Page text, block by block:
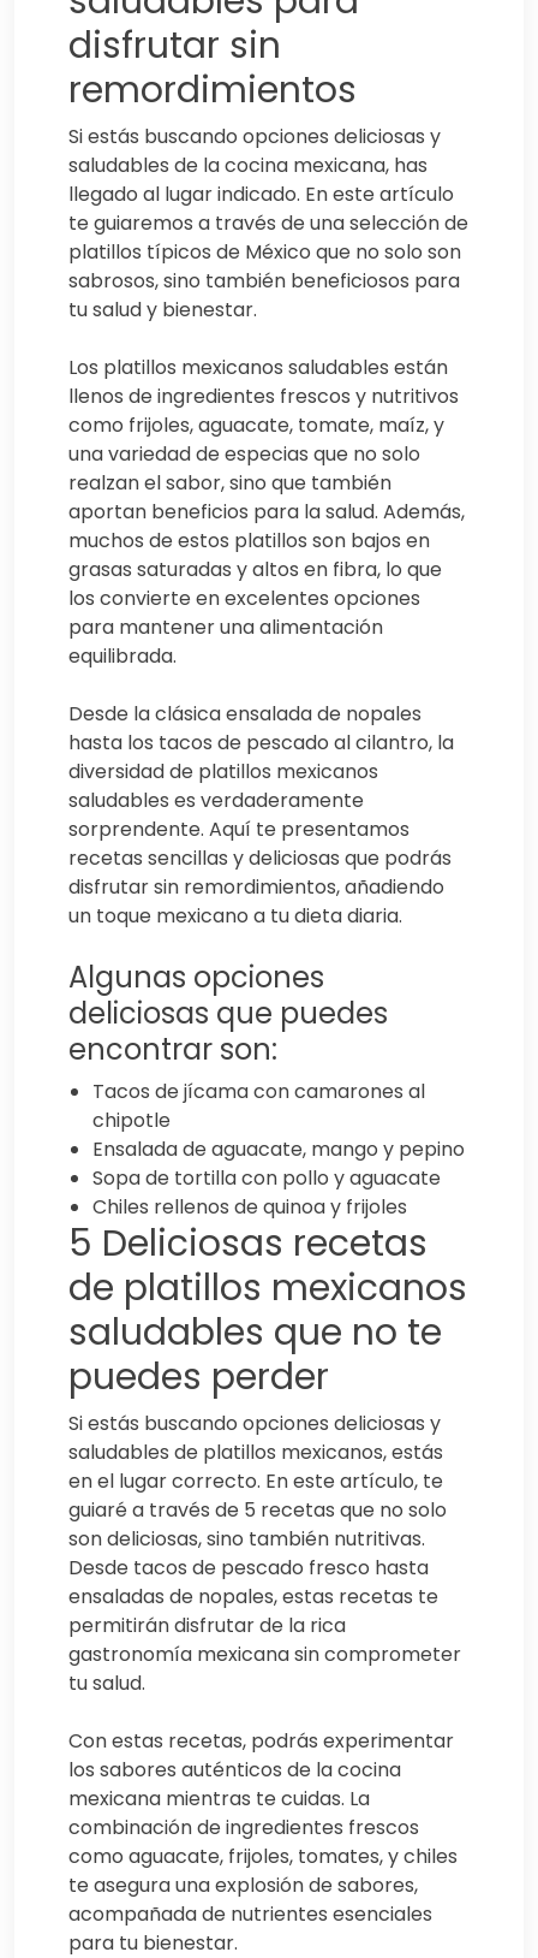
disfrutar sin
remordimientos
Si estás buscando opciones deliciosas y
saludables de la cocina mexicana, has
llegado al lugar indicado. En este artículo
te guiaremos a través de una selección de
platillos típicos de México que no solo son
sabrosos, sino también beneficiosos para
tu salud y bienestar.
Los platillos mexicanos saludables están
llenos de ingredientes frescos y nutritivos
como frijoles, aguacate, tomate, maíz, y
una variedad de especias que no solo
realzan el sabor, sino que también
aportan beneficios para la salud. Además,
muchos de estos platillos son bajos en
grasas saturadas y altos en fibra, lo que
los convierte en excelentes opciones
para mantener una alimentación
equilibrada.
Desde la clásica ensalada de nopales
hasta los tacos de pescado al cilantro, la
diversidad de platillos mexicanos
saludables es verdaderamente
sorprendente. Aquí te presentamos
recetas sencillas y deliciosas que podrás
disfrutar sin remordimientos, añadiendo
un toque mexicano a tu dieta diaria.
Algunas opciones
deliciosas que puedes
encontrar son:
Tacos de jícama con camarones al
chipotle
Ensalada de aguacate, mango y pepino
Sopa de tortilla con pollo y aguacate
Chiles rellenos de quinoa y frijoles
5 Deliciosas recetas
de platillos mexicanos
saludables que no te
puedes perder
Si estás buscando opciones deliciosas y
saludables de platillos mexicanos, estás
en el lugar correcto. En este artículo, te
guiaré a través de 5 recetas que no solo
son deliciosas, sino también nutritivas.
Desde tacos de pescado fresco hasta
ensaladas de nopales, estas recetas te
permitirán disfrutar de la rica
gastronomía mexicana sin comprometer
tu salud.
Con estas recetas, podrás experimentar
los sabores auténticos de la cocina
mexicana mientras te cuidas. La
combinación de ingredientes frescos
como aguacate, frijoles, tomates, y chiles
te asegura una explosión de sabores,
acompañada de nutrientes esenciales
para tu bienestar.